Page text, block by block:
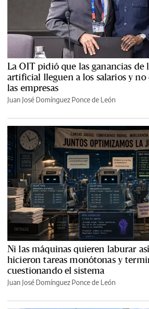
La OIT pidió que las ganancias de
artificial lleguen a los salarios y no
las empresas
Juan José Domínguez Ponce de León
Ni las máquinas quieren laburar
hicieron tareas monótonas y
cuestionando el sistema
Juan José Domínguez Ponce de León